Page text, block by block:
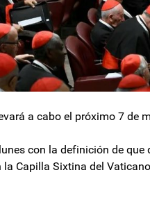
a cabo el próximo 7 de
con la definición de que
Capilla Sixtina del